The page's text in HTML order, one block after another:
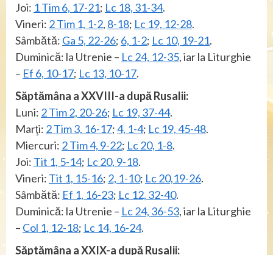
Joi: 1 Tim 6, 17-21; Lc 18, 31-34.
Vineri: 2 Tim 1, 1-2, 8-18; Lc 19, 12-28.
Sâmbătă: Ga 5, 22-26; 6, 1-2; Lc 10, 19-21.
Duminică: la Utrenie – Lc 24, 12-35, iar la Liturghie
– Ef 6, 10-17; Lc 13, 10-17.
Săptămâna a XXVIII-a după Rusalii:
Luni: 2 Tim 2, 20-26; Lc 19, 37-44.
Marţi: 2 Tim 3, 16-17;4, 1-4; Lc 19, 45-48.
Miercuri: 2 Tim 4, 9-22; Lc 20, 1-8.
Joi: Tit 1, 5-14; Lc 20, 9-18.
Vineri: Tit 1, 15-16; 2, 1-10; Lc 20,19-26.
Sâmbătă: Ef 1, 16-23; Lc 12, 32-40.
Duminică: la Utrenie – Lc 24, 36-53, iar la Liturghie
– Col 1, 12-18; Lc 14, 16-24.
Săptămâna a XXIX-a după Rusalii: